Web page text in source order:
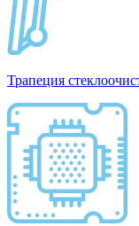
Трапеция